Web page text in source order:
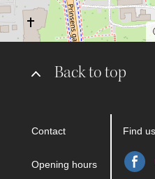
Back to top
Contact
Opening hours
Find